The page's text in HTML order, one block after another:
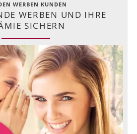
WERBEN KUNDEN
WERBEN UND IHRE
SICHERN